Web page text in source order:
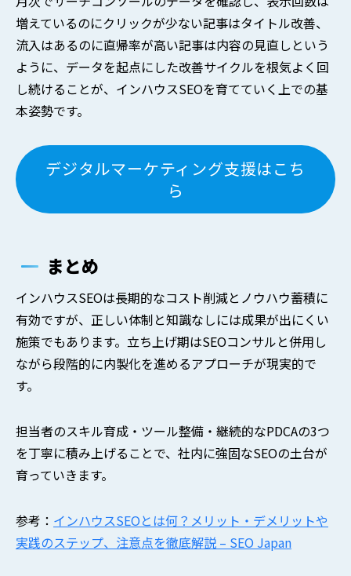
増えているのにクリックが少ない記事はタイトル改善、
流入はあるのに直帰率が高い記事は内容の見直しという
ように、データを起点にした改善サイクルを根気よく回
し続けることが、インハウスSEOを育てていく上での基
本姿勢です。
デジタルマーケティング支援はこち
ら
まとめ
インハウスSEOは長期的なコスト削減とノウハウ蓄積に
有効ですが、正しい体制と知識なしには成果が出にくい
施策でもあります。立ち上げ期はSEOコンサルと併用し
ながら段階的に内製化を進めるアプローチが現実的で
す。
担当者のスキル育成・ツール整備・継続的なPDCAの3つ
を丁寧に積み上げることで、社内に強固なSEOの土台が
育っていきます。
参考： インハウスSEOとは何？メリット・デメリットや
実践のステップ、注意点を徹底解説 – SEO Japan